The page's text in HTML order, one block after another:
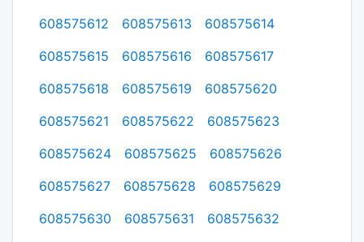
608575612
608575613
608575614
608575615
608575616
608575617
608575618
608575619
608575620
608575621
608575622
608575623
608575624
608575625
608575626
608575627
608575628
608575629
608575630
608575631
608575632